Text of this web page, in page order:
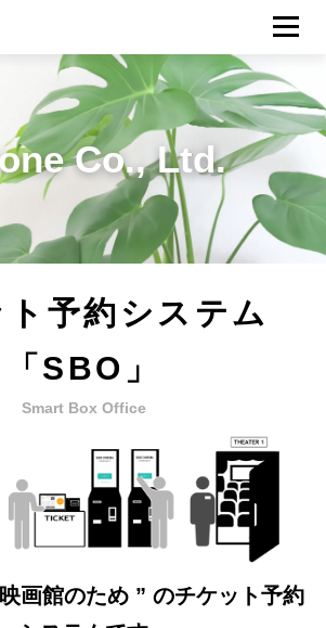
メニュー
Co., Ltd.
予約システム
「SBO」
Smart Box Office
画館のため ” のチケット予約